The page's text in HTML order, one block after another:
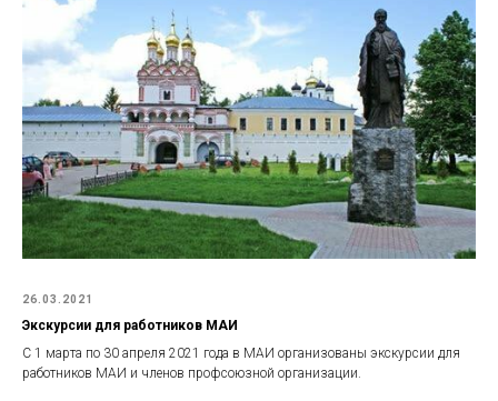
26.03.2021
Экскурсии для работников МАИ
С 1 марта по 30 апреля 2021 года в МАИ организованы экскурсии для
работников МАИ и членов профсоюзной организации.